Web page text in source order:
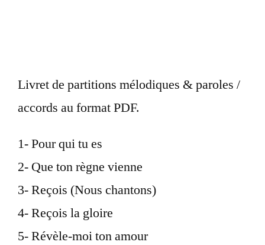
Livret de partitions mélodiques & paroles /
accords au format PDF.
1- Pour qui tu es
2- Que ton règne vienne
3- Reçois (Nous chantons)
4- Reçois la gloire
5- Révèle-moi ton amour